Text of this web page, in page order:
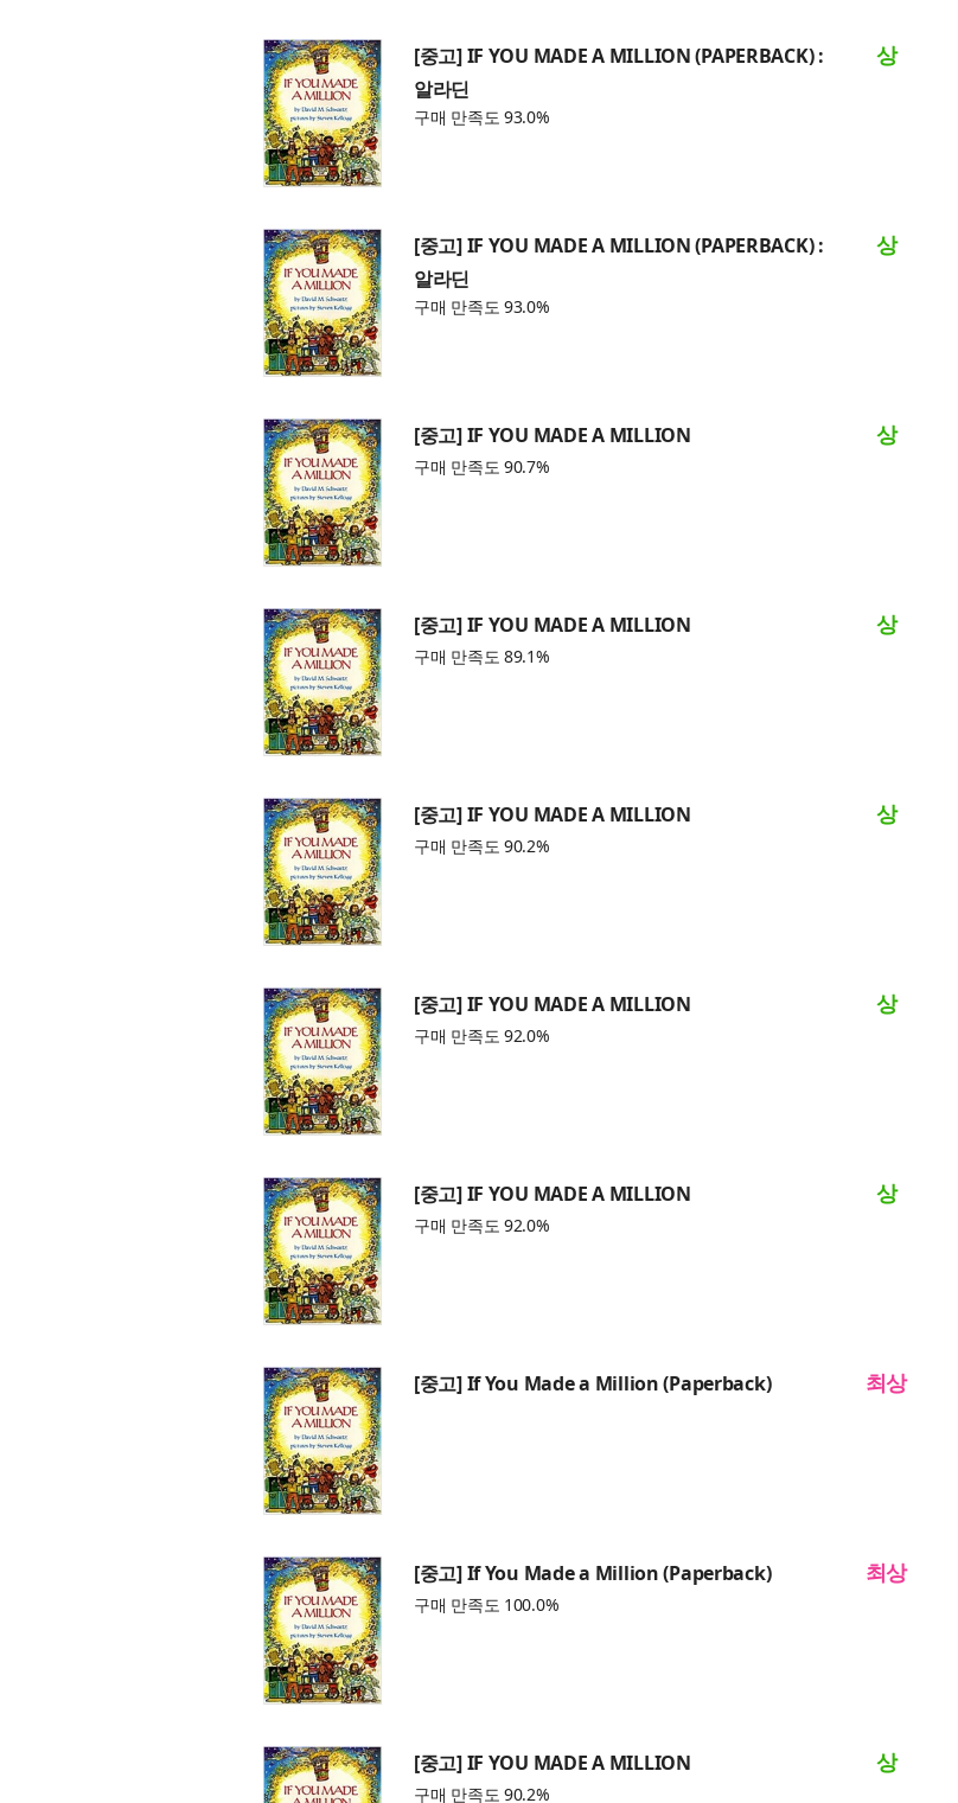
[중고] IF YOU MADE A MILLION (PAPERBACK) :
알라딘
구매 만족도 93.0%
상
[중고] IF YOU MADE A MILLION (PAPERBACK) :
알라딘
구매 만족도 93.0%
상
[중고] IF YOU MADE A MILLION
구매 만족도 90.7%
상
[중고] IF YOU MADE A MILLION
구매 만족도 89.1%
상
[중고] IF YOU MADE A MILLION
구매 만족도 90.2%
상
[중고] IF YOU MADE A MILLION
구매 만족도 92.0%
상
[중고] IF YOU MADE A MILLION
구매 만족도 92.0%
상
[중고] If You Made a Million (Paperback) 최상
[중고] If You Made a Million (Paperback)
구매 만족도 100.0%
최상
[중고] IF YOU MADE A MILLION
구매 만족도 90.2%
상